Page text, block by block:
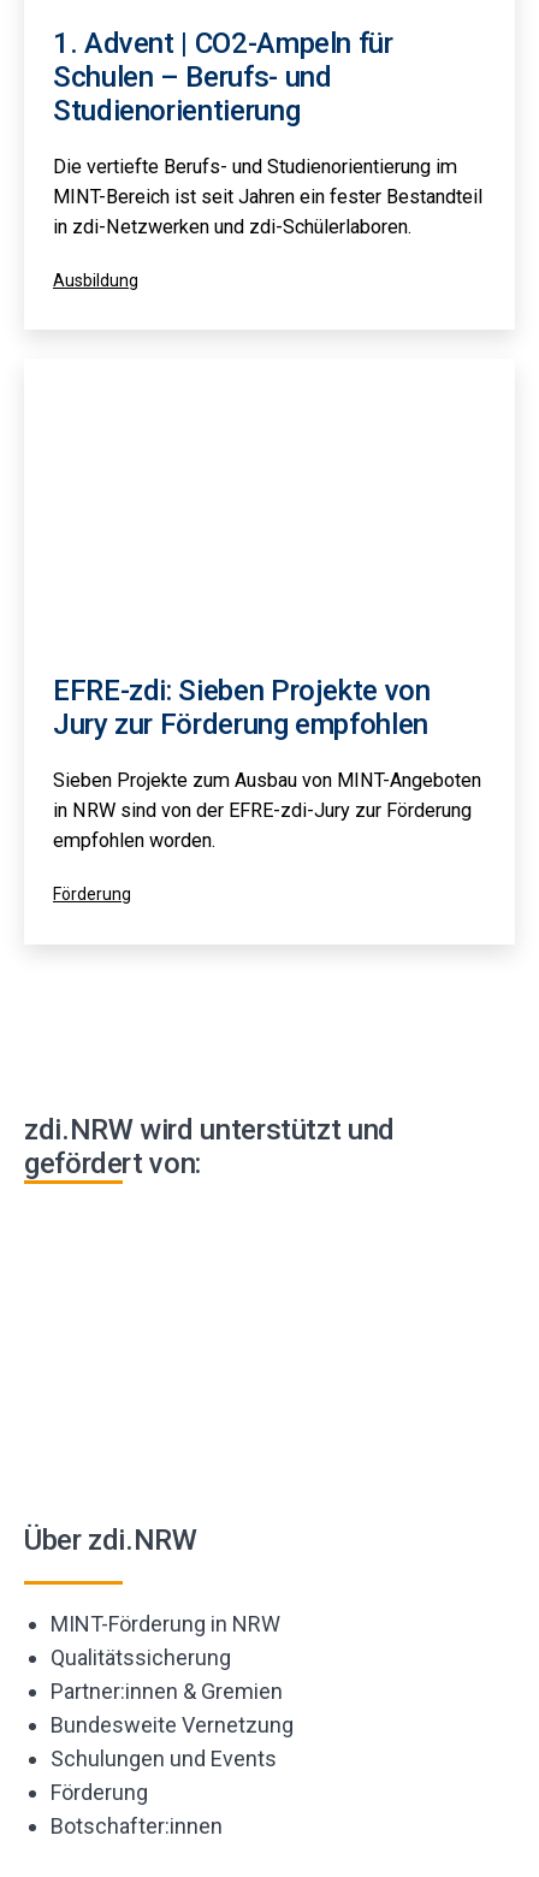
1. Advent | CO2-Ampeln für
Schulen – Berufs- und
Studienorientierung
Die vertiefte Berufs- und Studienorientierung im
MINT-Bereich ist seit Jahren ein fester Bestandteil
in zdi-Netzwerken und zdi-Schülerlaboren.
Kategorisiert
Ausbildung
EFRE-zdi: Sieben Projekte von
Jury zur Förderung empfohlen
Sieben Projekte zum Ausbau von MINT-Angeboten
in NRW sind von der EFRE-zdi-Jury zur Förderung
empfohlen worden.
Kategorisiert
Förderung
zdi.NRW wird unterstützt und
gefördert von:
Über zdi.NRW
MINT-Förderung in NRW
Qualitätssicherung
Partner:innen & Gremien
Bundesweite Vernetzung
Schulungen und Events
Förderung
Botschafter:innen